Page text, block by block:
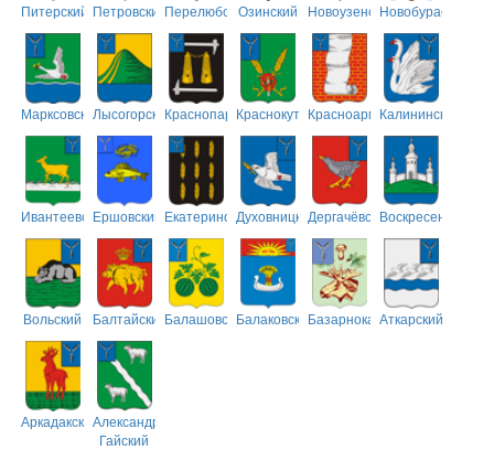
Питерский ПетровскийПерелюбскийОзинский НовоузенскийНовобурасский
МарксовскийЛысогорскийКраснопартизанский
КраснокутскийКрасноармейский
Калининский
ИвантеевскийЕршовский ЕкатериновскийДуховницкийДергачёвскийВоскресенский
Вольский БалтайскийБалашовскийБалаковскийБазарнокарабулакский
Аткарский
АркадакскийАлександрово-
Гайский